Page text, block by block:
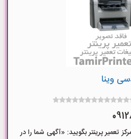
وینا
تعمیر پرینتر بگویید: «آگهی شما را در